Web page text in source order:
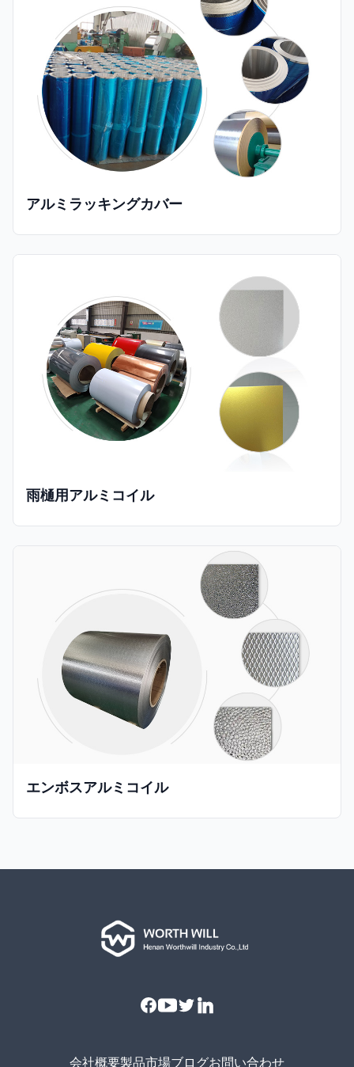
アルミラッキングカバー
雨樋用アルミコイル
エンボスアルミコイル
Facebook
Youtube
TwitterLinkedin
会社概要製品市場ブログお問い合わせ